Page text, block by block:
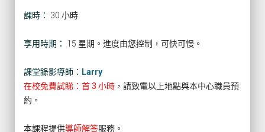
課時： 30 小時
享用時期： 15 星期。進度由您控制，可快可慢。
課堂錄影導師： Larry
在校免費試睇：首 3 小時 ，請致電以上地點與本中心職員預
約。
本課程提供導師解答服務。